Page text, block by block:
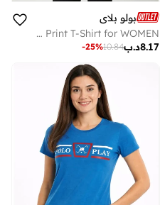
بولو بلاي
Multipack Graphic Print T-Shirt for WOMEN
د.ب8.17
10.84
-25%